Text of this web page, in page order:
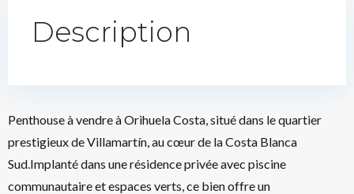
Description
Penthouse à vendre à Orihuela Costa, situé dans le quartier
prestigieux de Villamartín, au cœur de la Costa Blanca
Sud.Implanté dans une résidence privée avec piscine
communautaire et espaces verts, ce bien offre un